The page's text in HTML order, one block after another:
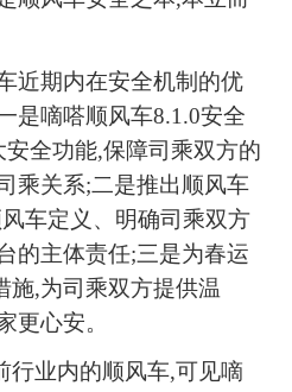
期内在安全机制的优
是嘀嗒顺风车8.1.0安全
全功能,保障司乘双方的
乘关系;二是推出顺风车
车定义、明确司乘双方
的主体责任;三是为春运
施,为司乘双方提供温
更心安。
业内的顺风车,可见嘀